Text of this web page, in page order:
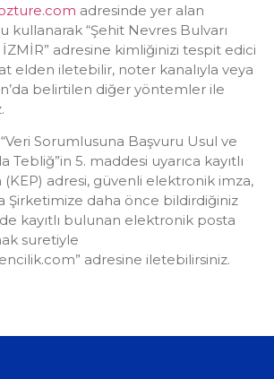
adresinde yer alan
kullanarak “Şehit Nevres Bulvarı
adresine kimliğinizi tespit edici
elden iletebilir, noter kanalıyla veya
belirtilen diğer yöntemler ile
Sorumlusuna Başvuru Usul ve
Tebliğ”in 5. maddesi uyarıca kayıtlı
adresi, güvenli elektronik imza,
Şirketimize daha önce bildirdiğiniz
kayıtlı bulunan elektronik posta
suretiyle
adresine iletebilirsiniz.